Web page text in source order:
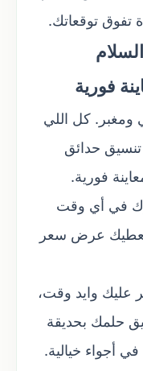
تفوق توقعاتك.
فورية
ومغبر. كل اللي
حدائق
فورية.
في أي وقت
عرض سعر
عليك وايد وقت،
حلمك بحديقة
أجواء خيالية.